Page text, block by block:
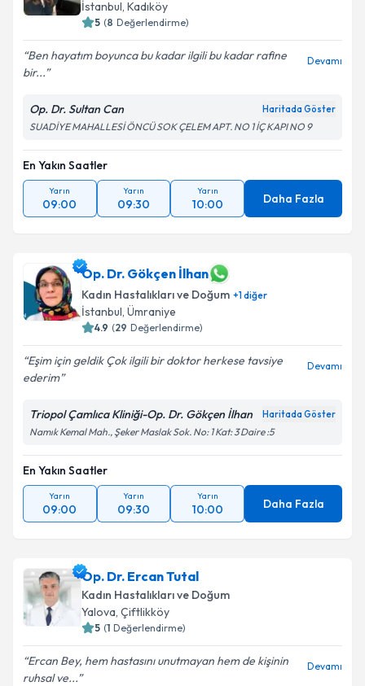
İstanbul, Kadıköy
5 (8 Değerlendirme)
Ben hayatım boyunca bu kadar ilgili bu kadar rafine
bir...
Devamı
Op. Dr. Sultan Can Haritada Göster
SUADİYE MAHALLESİ ÖNCÜ SOK ÇELEM APT. NO 1 İÇ KAPI NO 9
En Yakın Saatler
Yarın
09:00
Yarın
09:30
Yarın
10:00 Daha Fazla
Op. Dr. Gökçen İlhan
Kadın Hastalıkları ve Doğum +1diğer
İstanbul, Ümraniye
4.9 (29 Değerlendirme)
Eşim için geldik Çok ilgili bir doktor herkese tavsiye
ederim
Devamı
Triopol Çamlıca Kliniği-Op. Dr. Gökçen İlhan Haritada Göster
Namık Kemal Mah., Şeker Maslak Sok. No: 1 Kat: 3 Daire :5
En Yakın Saatler
Yarın
09:00
Yarın
09:30
Yarın
10:00 Daha Fazla
Op. Dr. Ercan Tutal
Kadın Hastalıkları ve Doğum
Yalova, Çiftlikköy
5 (1 Değerlendirme)
Ercan Bey, hem hastasını unutmayan hem de kişinin
ruhsal ve...
Devamı